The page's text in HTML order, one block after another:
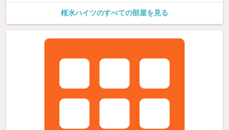
桜水ハイツのすべての部屋を見る